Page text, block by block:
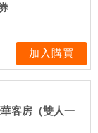
加入購買
客房（雙人一